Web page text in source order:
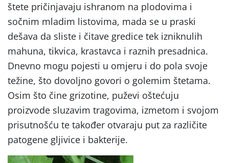
štete pričinjavaju ishranom na plodovima i
sočnim mladim listovima, mada se u praski
dešava da sliste i čitave gredice tek izniknulih
mahuna, tikvica, krastavca i raznih presadnica.
Dnevno mogu pojesti u omjeru i do pola svoje
težine, što dovoljno govori o golemim štetama.
Osim što čine grizotine, puževi oštećuju
proizvode sluzavim tragovima, izmetom i svojom
prisutnošću te također otvaraju put za različite
patogene gljivice i bakterije.